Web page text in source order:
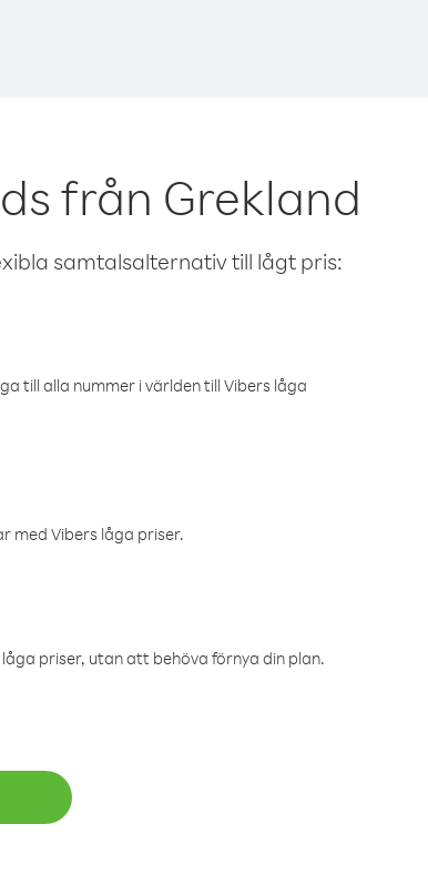
från Grekland
samtalsalternativ till lågt pris:
till alla nummer i världen till Vibers låga
med Vibers låga priser.
priser, utan att behöva förnya din plan.